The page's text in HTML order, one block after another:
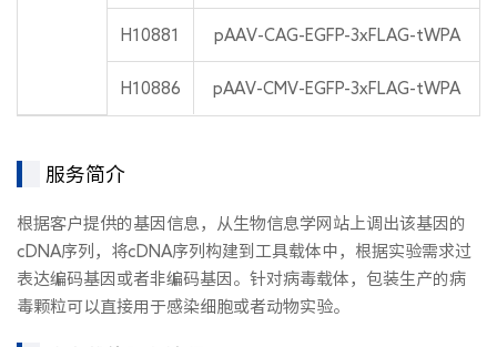
H10881 pAAV-CAG-EGFP-3xFLAG-tWPA
H10886 pAAV-CMV-EGFP-3xFLAG-tWPA
服务简介
根据客户提供的基因信息，从生物信息学网站上调出该基因的
cDNA序列，将cDNA序列构建到工具载体中，根据实验需求过
表达编码基因或者非编码基因。针对病毒载体，包装生产的病
毒颗粒可以直接用于感染细胞或者动物实验。